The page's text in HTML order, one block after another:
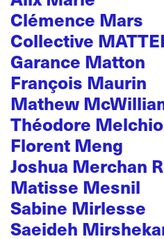
Clémence Mars
Collective
Garance Matton
François Maurin
Mathew
Théodore
Florent Meng
Joshua Merchan
Matisse Mesnil
Sabine Mirlesse
Saeideh